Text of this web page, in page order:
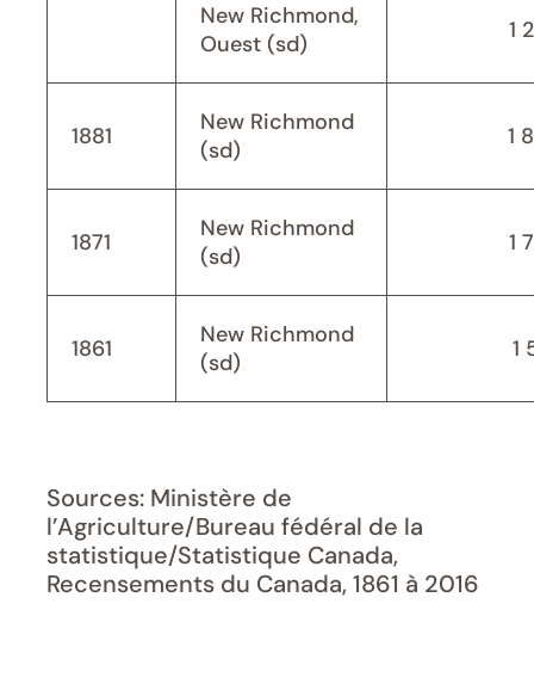
New Richmond,
Ouest (sd)
1
1881
New Richmond
(sd)
1
1871
New Richmond
(sd)
1
1861
New Richmond
(sd)
1
Sources: Ministère de
l’Agriculture/Bureau fédéral de la
statistique/Statistique Canada,
Recensements du Canada, 1861 à 2016